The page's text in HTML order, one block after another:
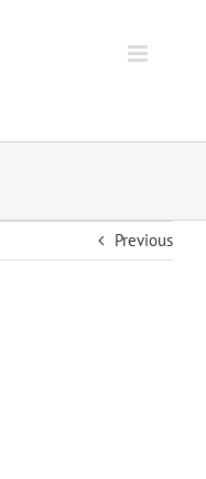
Previous